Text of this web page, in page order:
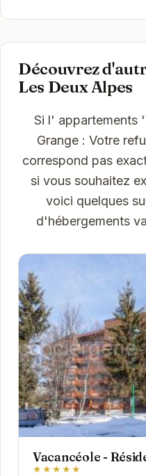
Découvrez
Les Deux Alpes
Si l' appartements
Grange : Votre
correspond pas
si vous souhaitez
voici quelques
d'hébergements
Vacancéole -
★★★★★